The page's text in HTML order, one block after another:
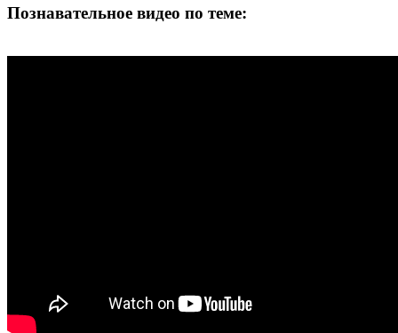
Познавательное видео по теме: